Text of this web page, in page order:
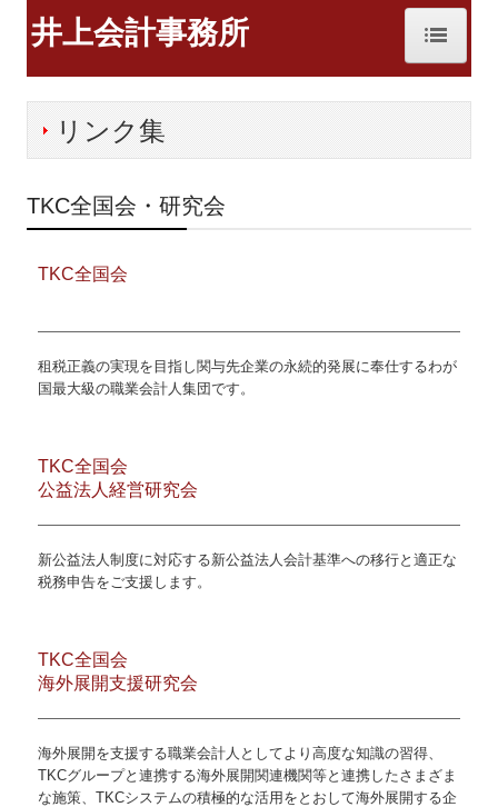
お知らせ
職員紹介
交通案内
業務案内
リンク集
FX4クラウド
関与先向け融資商品ご紹介
TKCシステムQ&A
井上会計事務所
リンク集
TKC全国会・研究会
TKC全国会
租税正義の実現を目指し関与先企業の永続的発展に奉仕するわが
国最大級の職業会計人集団です。
TKC全国会
公益法人経営研究会
新公益法人制度に対応する新公益法人会計基準への移行と適正な
税務申告をご支援します。
TKC全国会
海外展開支援研究会
海外展開を支援する職業会計人としてより高度な知識の習得、
TKCグループと連携する海外展開関連機関等と連携したさまざま
な施策、TKCシステムの積極的な活用をとおして海外展開する企